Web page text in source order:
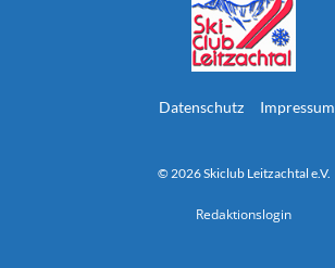
Datenschutz Impressum
© 2026 Skiclub Leitzachtal e.V.
Redaktionslogin